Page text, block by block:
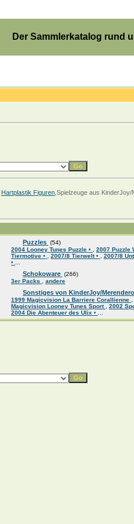
Der Sammlerkatalog rund
Hartplastik Figuren ,Spielzeuge aus
Puzzles (54)
2004 Looney Tunes Puzzle •
2007 Puzzle
Tiermotive •
2007/8 Tierwelt •
2007/8
•
Schokoware (266)
3er Packs
andere
Sonstiges von KinderJoy/Merendero
1999 Magicvision La Barriere Corallienne
Magicvision Looney Tunes Sport
2002
2004 Die Abenteuer des Ulix •